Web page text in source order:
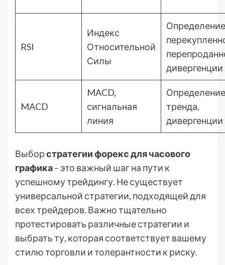
RSI
Индекс
Относительной
Силы
Определение
дивергенции
MACD
MACD,
сигнальная
линия
Определение
тренда,
дивергенции
Выборстратегии форекс для часового
графика– это важный шаг на пути к
успешному трейдингу. Не существует
универсальной стратегии, подходящей для
всех трейдеров. Важно тщательно
протестировать различные стратегии и
выбрать ту, которая соответствует вашему
стилю торговли и толерантности к риску.